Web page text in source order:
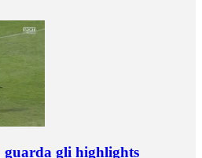
guarda gli highlights